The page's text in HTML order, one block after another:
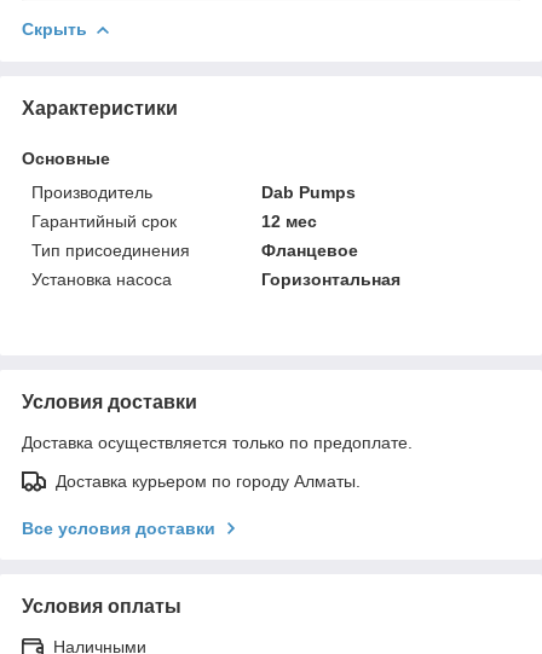
Скрыть
Характеристики
Основные
Производитель
Dab Pumps
Гарантийный срок
12 мес
Тип присоединения
Фланцевое
Установка насоса
Горизонтальная
Условия доставки
Доставка осуществляется только по предоплате.
Доставка курьером по городу Алматы.
Все условия доставки
Условия оплаты
Наличными